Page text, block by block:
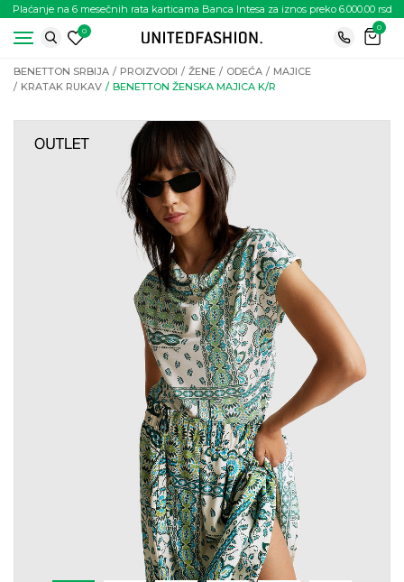
Plaćanje na 6 mesečnih rata karticama Banca Intesa za iznos preko 6.000.00 rsd
0
0
BENETTON SRBIJA PROIZVODI ŽENE ODEĆA
MAJICE
KRATAK RUKAV
BENETTON ŽENSKA MAJICA K/R